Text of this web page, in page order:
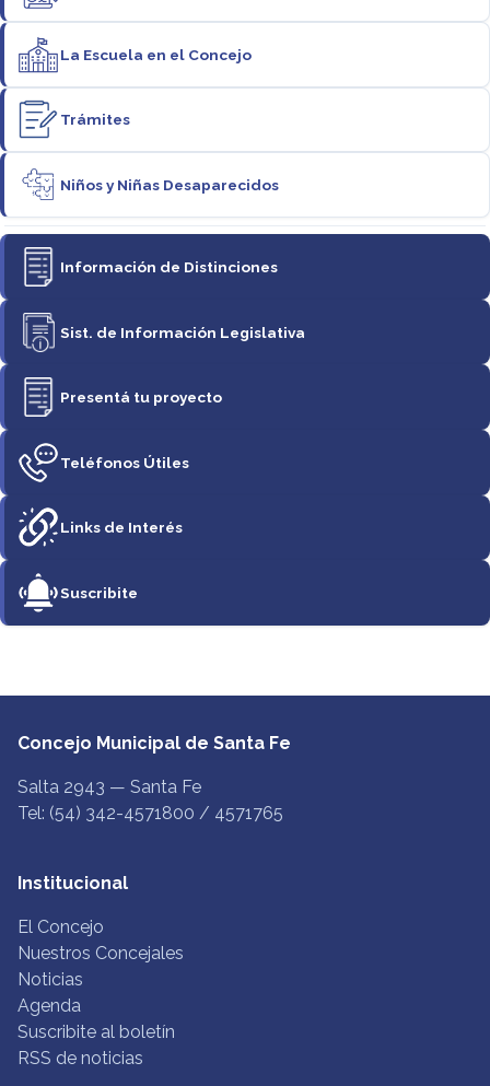
La Escuela en el Concejo
Trámites
Niños y Niñas Desaparecidos
Información de Distinciones
Sist. de Información Legislativa
Presentá tu proyecto
Teléfonos Útiles
Links de Interés
Suscribite
Concejo Municipal de Santa Fe
Salta 2943 — Santa Fe
Tel: (54) 342-4571800 / 4571765
Institucional
El Concejo
Nuestros Concejales
Noticias
Agenda
Suscribite al boletín
RSS de noticias